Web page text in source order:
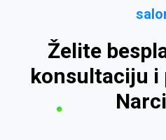
Želite
konsultaciju i